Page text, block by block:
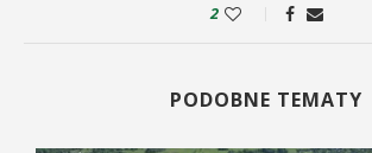
2
PODOBNE TEMATY